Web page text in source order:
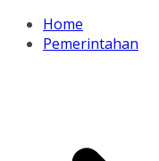
Home
Pemerintahan